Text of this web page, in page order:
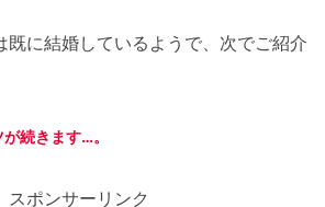
既に結婚しているようで、次でご紹介
続きます…。
スポンサーリンク